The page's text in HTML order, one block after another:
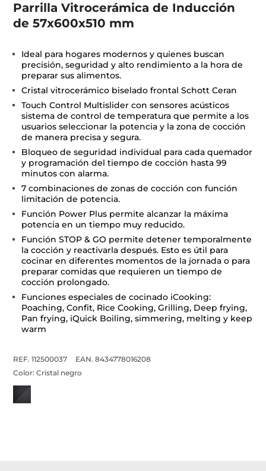
Parrilla Vitrocerámica de Inducción
de 57x600x510 mm
Ideal para hogares modernos y quienes buscan
precisión, seguridad y alto rendimiento a la hora de
preparar sus alimentos.
Cristal vitrocerámico biselado frontal Schott Ceran
Touch Control Multislider con sensores acústicos
sistema de control de temperatura que permite a los
usuarios seleccionar la potencia y la zona de cocción
de manera precisa y segura.
Bloqueo de seguridad individual para cada quemador
y programación del tiempo de cocción hasta 99
minutos con alarma.
7 combinaciones de zonas de cocción con función
limitación de potencia.
Función Power Plus permite alcanzar la máxima
potencia en un tiempo muy reducido.
Función STOP & GO permite detener temporalmente
la cocción y reactivarla después. Esto es útil para
cocinar en diferentes momentos de la jornada o para
preparar comidas que requieren un tiempo de
cocción prolongado.
Funciones especiales de cocinado iCooking:
Poaching, Confit, Rice Cooking, Grilling, Deep frying,
Pan frying, iQuick Boiling, simmering, melting y keep
warm
REF. 112500037
EAN. 8434778016208
Color:Cristal negro